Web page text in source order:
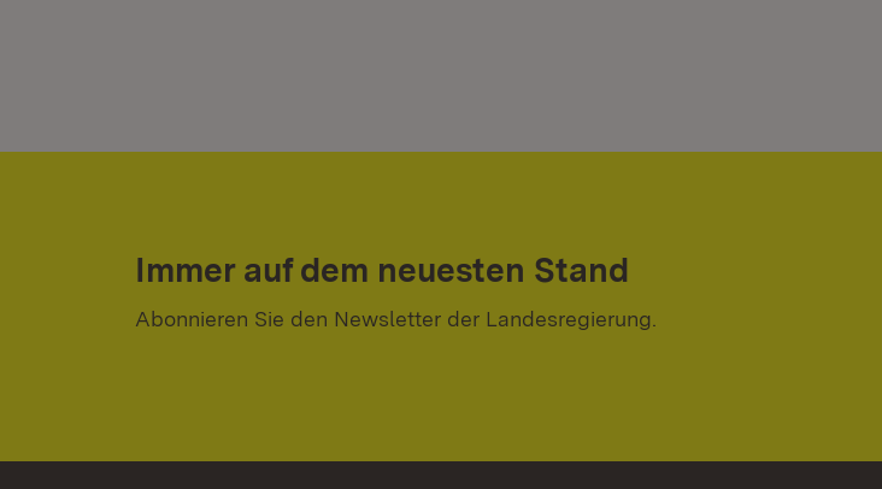
Immer auf dem neuesten Stand
Abonnieren Sie den Newsletter der Landesregierung.